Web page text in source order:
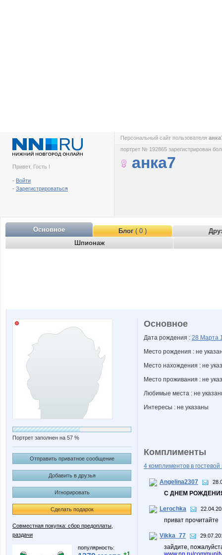
Привет, Гость !
- Войти
- Зарегистрироваться
Персональный сайт пользователя
портрет № 192865 зарегистрирован
анка7
Основное Блог( 0 )
Шпионаж
Портрет заполнен на 57 %
Отправить приватное сообщение
Добавить в друзья
Игнорировать
Сделать подарок
Совместная покупка: сбор предоплаты,
раздачи
популярность:
Основное
Дата рождения : 28 Марта
Место рождения : не
Место нахождения : не
Место проживания : не
Любимые места : не
Интересы : не указаны
Комплименты
4 комплиментов в гостевой
Angelina2307
С ДНЕМ
Lerochka
приват прочитайте
Vikka_77
зайдите,